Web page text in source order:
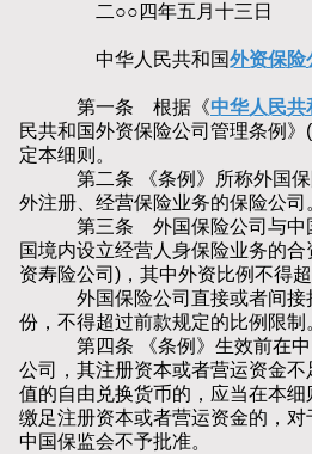
二○○四年五月十三日
中华人民共和国外资保险
第一条 根据《中华人民共
民共和国外资保险公司管理条例》
定本细则。
第二条 《条例》所称外国保
外注册、经营保险业务的保险公司
第三条 外国保险公司与中国
国境内设立经营人身保险业务的
资寿险公司)，其中外资比例不得
外国保险公司直接或者间接
份，不得超过前款规定的比例限制
第四条 《条例》生效前在中
公司，其注册资本或者营运资金
值的自由兑换货币的，应当在本
缴足注册资本或者营运资金的，对
中国保监会不予批准。